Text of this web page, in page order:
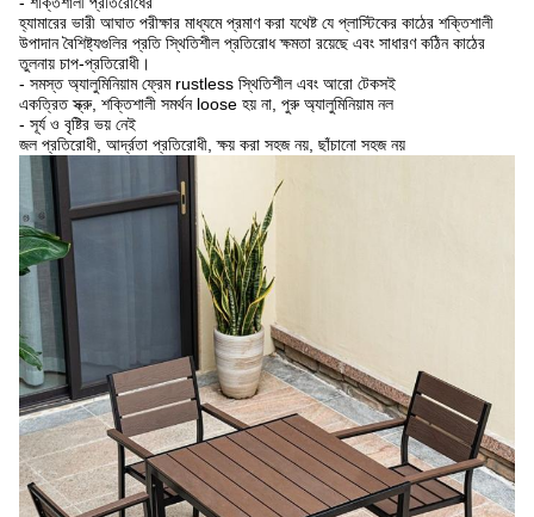
হ্যামারের ভারী আঘাত পরীক্ষার মাধ্যমে প্রমাণ করা যথেষ্ট যে প্লাস্টিকের কাঠের শক্তিশালী
উপাদান বৈশিষ্ট্যগুলির প্রতি স্থিতিশীল প্রতিরোধ ক্ষমতা রয়েছে এবং সাধারণ কঠিন কাঠের
তুলনায় চাপ-প্রতিরোধী।
- সমস্ত অ্যালুমিনিয়াম ফ্রেম rustless স্থিতিশীল এবং আরো টেকসই
একত্রিত স্ক্রু, শক্তিশালী সমর্থন loose হয় না, পুরু অ্যালুমিনিয়াম নল
- সূর্য ও বৃষ্টির ভয় নেই
জল প্রতিরোধী, আর্দ্রতা প্রতিরোধী, ক্ষয় করা সহজ নয়, ছাঁচানো সহজ নয়